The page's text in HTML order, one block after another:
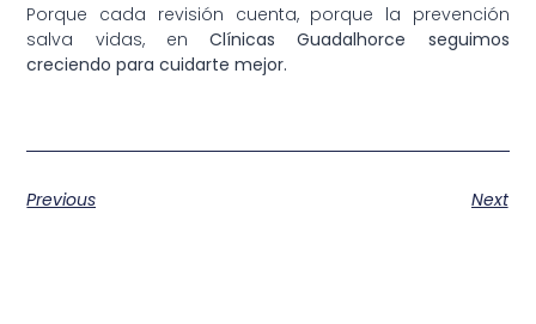
Porque cada revisión cuenta, porque la prevención
salva vidas, enClínicas Guadalhorce seguimos
creciendo para cuidarte mejor.
Previous Next